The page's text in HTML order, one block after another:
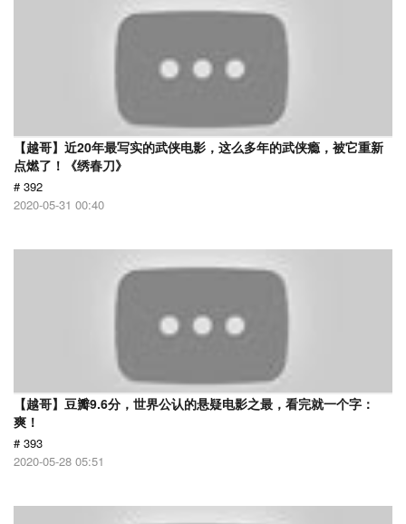
【越哥】近20年最写实的武侠电影，这么多年的武侠瘾，被它重新
点燃了！《绣春刀》
# 392
2020-05-31 00:40
【越哥】豆瓣9.6分，世界公认的悬疑电影之最，看完就一个字：
爽！
# 393
2020-05-28 05:51